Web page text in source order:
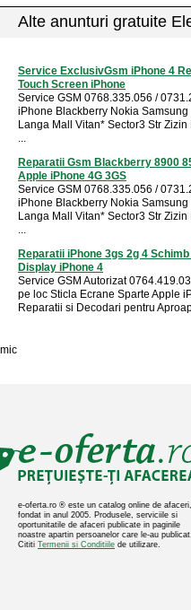
Alte anunturi gratuite
Service ExclusivGsm iPhone 4
Touch Screen iPhone
Service GSM 0768.335.056 /
iPhone Blackberry Nokia
Langa Mall Vitan* Sector3 Str
...
Reparatii Gsm Blackberry 8900
Apple iPhone 4G 3GS
Service GSM 0768.335.056 /
iPhone Blackberry Nokia
Langa Mall Vitan* Sector3 Str
...
Reparatii iPhone 3gs 2g 4
Display iPhone 4
Service GSM Autorizat
pe loc Sticla Ecrane Sparte Apple
Reparatii si Decodari pentru
mic
e-oferta.ro ® este un catalog online de afaceri,
fondat in anul 2005. Produsele, serviciile si
oportunitatile de afaceri publicate in paginile
noastre apartin persoanelor care le-au publicat.
Cititi Termenii si Conditiile de utilizare.